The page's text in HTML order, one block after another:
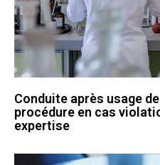
Conduite après usage
procédure en cas
expertise